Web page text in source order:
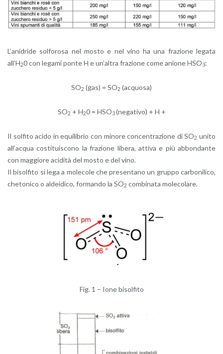
L’a­ni­dri­de sol­fo­ro­sa nel mosto e nel vino ha una fra­zio­ne le­ga­ta
all’H20 con le­ga­mi ponte H e un’al­tra fra­zio­ne come anio­ne HSO3:
SO2 (gas) = SO2 (ac­quo­sa)
SO2 + H20 = HSO3(ne­ga­ti­vo) + H +
Il sol­fi­to acido in equi­li­brio con mi­no­re con­cen­tra­zio­ne di SO2 unito
al­l’ac­qua co­sti­tui­sco­no la fra­zio­ne li­be­ra, at­ti­va e più ab­bon­dan­te
con mag­gio­re aci­di­tà del mosto e del vino.
Il bi­sol­fi­to si lega a mo­le­co­le che pre­sen­ta­no un grup­po car­bo­ni­li­co,
che­to­ni­co o al­dei­di­co, for­man­do la SO2 com­bi­na­ta mo­le­co­la­re.
Fig. 1 – Ione bi­sol­fi­to